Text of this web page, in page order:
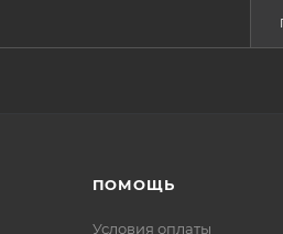
ПОМОЩЬ
Условия оплаты